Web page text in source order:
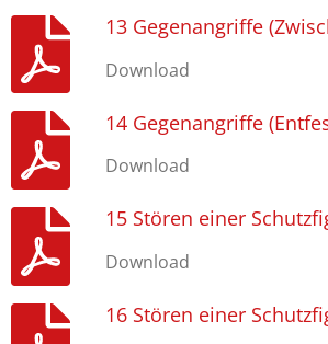
13 Gegenangriffe
Download
14 Gegenangriffe
Download
15 Stören einer
Download
16 Stören einer